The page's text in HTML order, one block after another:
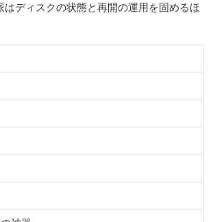
はディスクの状態と再開の運用を固めるほ